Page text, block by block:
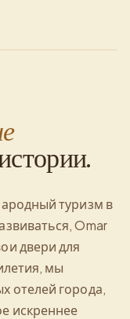
туризм в
Omar
двери для
мы
отелей города,
искреннее